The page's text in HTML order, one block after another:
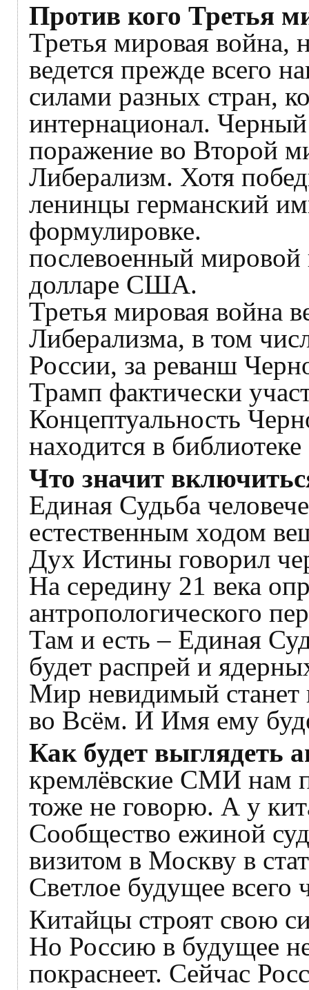
Против кого Третья
Третья мировая война,
ведется прежде всего
силами разных стран,
интернационал.
поражение во Второй
Либерализм. Хотя
ленинцы германский
формулировке.
послевоенный
долларе США.
Третья мировая война
Либерализма, в том
России, за реванш
Трамп фактически
Концептуальность
находится в
Что значит
Единая Судьба
естественным ходом
Дух Истины говорил
На середину 21 века
антропологического
Там и есть – Единая
будет распрей и
Мир невидимый станет
во Всём. И Имя ему
Как будет выглядеть
кремлёвские СМИ нам
тоже не говорю. А у
Сообщество ежиной
визитом в Москву в
Светлое будущее всего
Китайцы строят свою
Но Россию в будущее
покраснеет. Сейчас